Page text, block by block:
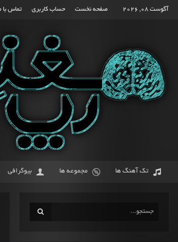
آگوست 08, 2026 صفحه نخست حساب کاربری تماس با
تک آهنگ ها مجموعه ها بیوگرافی